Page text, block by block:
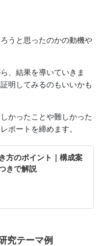
うと思ったのかの動機や
、結果を導いていきま
明してみるのもいいかも
かったことや難しかった
ポートを締めます。
方のポイント｜構成案
きで解説
究テーマ例